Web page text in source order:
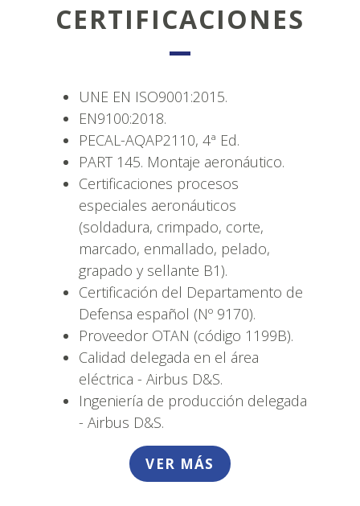
CERTIFICACIONES
UNE EN ISO9001:2015.
EN9100:2018.
PECAL-AQAP2110, 4ª Ed.
PART 145. Montaje aeronáutico.
Certificaciones procesos
especiales aeronáuticos
(soldadura, crimpado, corte,
marcado, enmallado, pelado,
grapado y sellante B1).
Certificación del Departamento de
Defensa español (Nº 9170).
Proveedor OTAN (código 1199B).
Calidad delegada en el área
eléctrica - Airbus D&S.
Ingeniería de producción delegada
- Airbus D&S.
VER MÁS